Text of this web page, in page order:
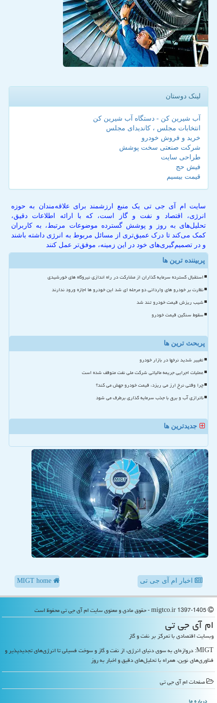
لینک دوستان
آب شیرین کن - دستگاه آب شیرین کن
انتخابات مجلس ، کاندیدای مجلس
خرید و فروش خودرو
شرکت صنعتی سخت پوشش
طراحی سایت
فیش حج
قیمت بیسیم
سایت ام آی جی تی یک منبع ارزشمند برای علاقه‌مندان به حوزه
انرژی، اقتصاد و نفت و گاز است، که با ارائه اطلاعات دقیق،
تحلیل‌های به روز و پوشش گسترده موضوعات مرتبط، به کاربران
کمک می‌کند تا درک عمیق‌تری از مسائل مربوط به انرژی داشته باشند
و در تصمیم‌گیری‌های خود در این زمینه، موفق‌تر عمل کنند
پربیننده ترین ها
استقبال گسترده سرمایه گذاران از مشارکت در راه اندازی نیروگاه های خورشیدی
نظارت بر خودرو های وارداتی دو مرحله ای شد این خودرو ها اجازه ورود ندارند
شیب ریزش قیمت خودرو تند شد
سقوط سنگین قیمت خودرو
پربحث ترین ها
تغییر شدید نرخها در بازار خودرو
عملیات اجرایی جریمه مالیاتی شرکت ملی نفت متوقف شده است
چرا وقتی نرخ ارز می ریزد، قیمت خودرو جهش می کند؟
ناترازی آب و برق با جذب سرمایه گذاری برطرف می شود
جدیدترین ها
اخبار ام آی جی تی
ام آی جی تی
وبسایت اقتصادی با تمرکز بر نفت و گاز
MIGT: دروازه‌ای به سوی دنیای انرژی، از نفت و گاز و سوخت فسیلی تا انرژی‌های تجدیدپذیر و
فناوری‌های نوین، همراه با تحلیل‌های دقیق و اخبار به روز
صفحات ام آی جی تی
درباره ما